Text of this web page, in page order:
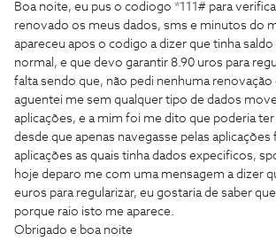
Boa noite, eu pus o codiogo *111# para
renovado os meus dados, sms e minutos do
apareceu apos o codigo a dizer que tinha saldo
normal, e que devo garantir 8.90 uros para
falta sendo que, não pedi nenhuma renovação
aguentei me sem qualquer tipo de dados
aplicações, e a mim foi me dito que poderia
desde que apenas navegasse pelas aplicações
aplicações as quais tinha dados expecificos,
hoje deparo me com uma mensagem a dizer
euros para regularizar, eu gostaria de saber
porque raio isto me aparece.
Obrigado e boa noite